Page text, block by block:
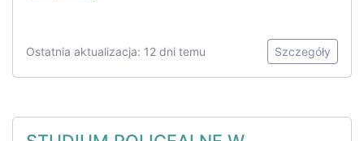
Ostatnia aktualizacja: 12 dni temu Szczegóły